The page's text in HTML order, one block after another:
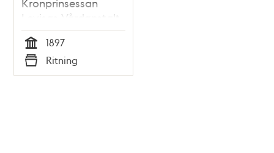
Lovisas Vårdanstalt
för sjuka barn -
ritning 1897
Tid
1897
Typ
Ritning